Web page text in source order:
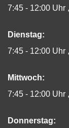
7:45 - 12:00 Uhr
Dienstag:
7:45 - 12:00 Uhr
Mittwoch:
7:45 - 12:00 Uhr
Donnerstag: